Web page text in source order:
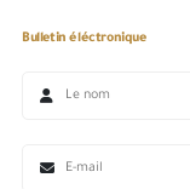
Bulletin éléctronique